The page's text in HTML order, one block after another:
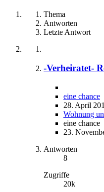
Thema
Antworten
Letzte Antwort
-Verheiratet-
eine chance
28. April
Wohnung
eine chance
23.
Antworten
8
Zugriffe
20k